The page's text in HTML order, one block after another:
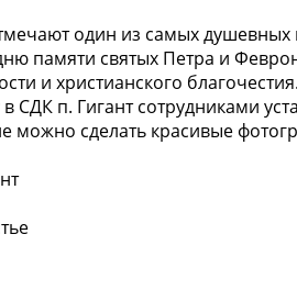
один из самых
памяти святых Петра и
и христианского благочестия.
СДК п. Гигант сотрудниками
можно сделать красивые